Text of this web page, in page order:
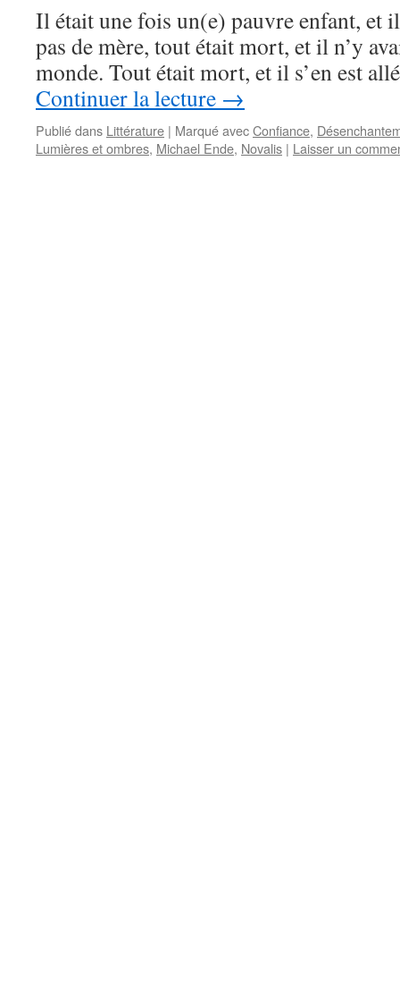
Il était une fois un(e) pauvre enfant, et il
pas de mère, tout était mort, et il n’y
monde. Tout était mort, et il s’en est
Continuer la lecture →
Publié dans Littérature | Marqué avecConfiance,
Lumières et ombres, Michael Ende, Novalis | Laisser un